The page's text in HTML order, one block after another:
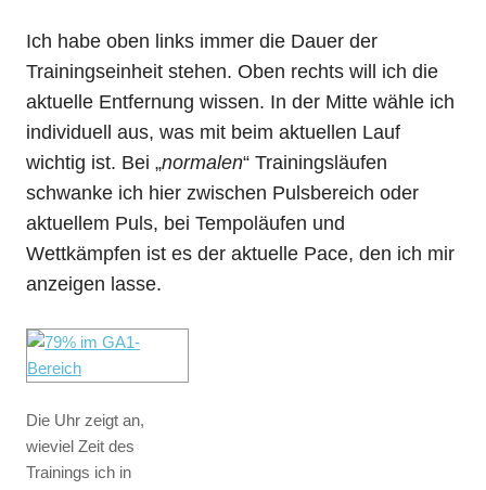
Ich habe oben links immer die Dauer der
Trainingseinheit stehen. Oben rechts will ich die
aktuelle Entfernung wissen. In der Mitte wähle ich
individuell aus, was mit beim aktuellen Lauf
wichtig ist. Bei „normalen“ Trainingsläufen
schwanke ich hier zwischen Pulsbereich oder
aktuellem Puls, bei Tempoläufen und
Wettkämpfen ist es der aktuelle Pace, den ich mir
anzeigen lasse.
Die Uhr zeigt an,
wieviel Zeit des
Trainings ich in